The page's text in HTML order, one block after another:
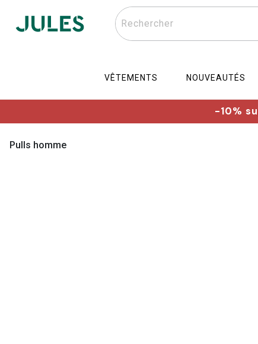
Rechercher
VÊTEMENTS NOUVEAUTÉS
-10%
Pulls homme